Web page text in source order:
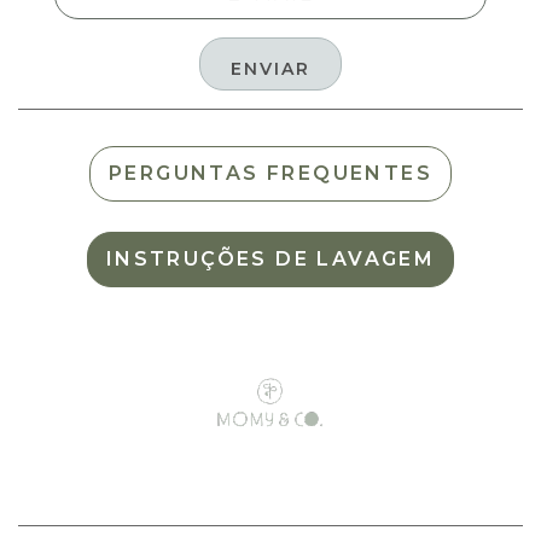
PERGUNTAS FREQUENTES
INSTRUÇÕES DE LAVAGEM